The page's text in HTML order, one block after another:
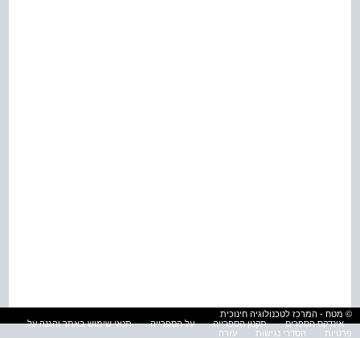
© מטח - המרכז לטכנולוגיה חינוכית
אינדקס הספרים
תקנון הספרייה על הספרייה
תנאי שימוש באתר והגנה על
פרטיות
הסדרי נגישות עזרה